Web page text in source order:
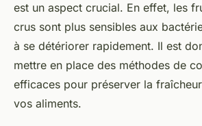
est un aspect crucial. En effet, les
crus sont plus sensibles aux
à se détériorer rapidement. Il est
mettre en place des méthodes de
efficaces pour préserver la
vos aliments.